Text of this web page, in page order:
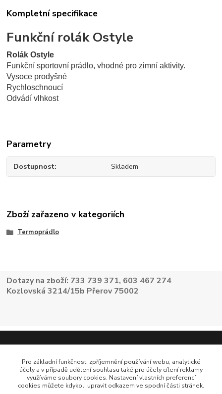
Kompletní specifikace
Funkční rolák Ostyle
Rolák Ostyle
Funkční sportovní prádlo, vhodné pro zimní aktivity.
Vysoce prodyšné
Rychloschnoucí
Odvádí vlhkost
Parametry
Dostupnost Skladem
Zboží zařazeno v kategoriích
Termoprádlo
Dotazy na zboží: 733 739 371, 603 467 274
Kozlovská 3214/15b Přerov 75002
Pro základní funkčnost, zpříjemnění používání webu, analytické
účely a v případě udělení souhlasu také pro účely cílení reklamy
využíváme soubory cookies. Nastavení vlastních preferencí
cookies můžete kdykoli upravit odkazem ve spodní části stránek.